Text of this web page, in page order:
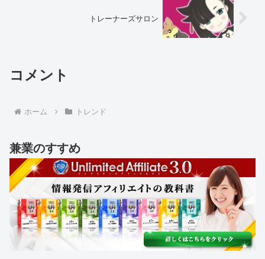
トレーナーズサロン
コメント
ホーム トレンド
兼業のすすめ